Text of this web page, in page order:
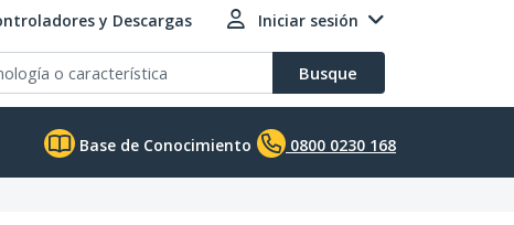
y Descargas Iniciar sesión
Busque
Base de Conocimiento 0800 0230 168